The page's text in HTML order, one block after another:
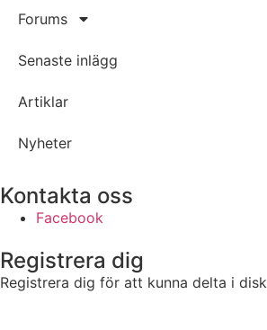
Forums
Senaste inlägg
Artiklar
Nyheter
Kontakta oss
Facebook
Registrera dig
Registrera dig för att kunna delta i